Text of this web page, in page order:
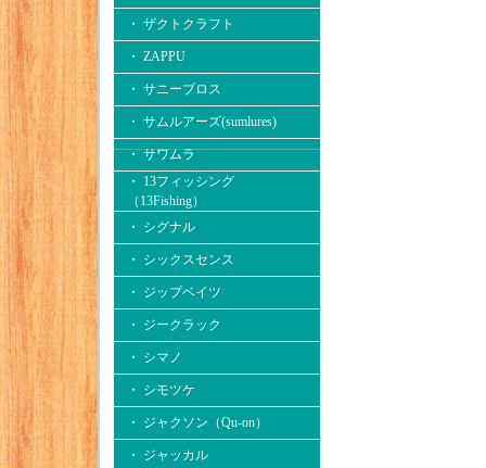
・ ザクトクラフト
・ ZAPPU
・ サニーブロス
・ サムルアーズ(sumlures)
・ サワムラ
・ 13フィッシング
（13Fishing）
・ シグナル
・ シックスセンス
・ ジップベイツ
・ ジークラック
・ シマノ
・ シモツケ
・ ジャクソン（Qu-on）
・ ジャッカル